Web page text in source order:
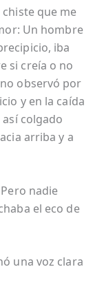
que me
Un hombre
iba
si creía o no
observó por
y en la caída
colgado
arriba y a
nadie
el eco de
una voz clara